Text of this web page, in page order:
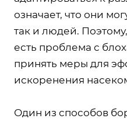
означает, что они
так и людей.
есть проблема с
принять меры для
искоренения
Один из способов